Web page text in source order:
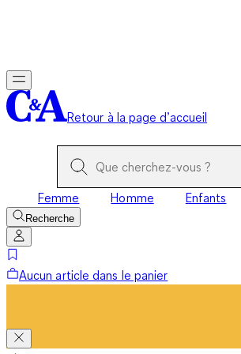
Retour à la page d’accueil
Femme Homme Enfants
Recherche
Aucun article dans le panier